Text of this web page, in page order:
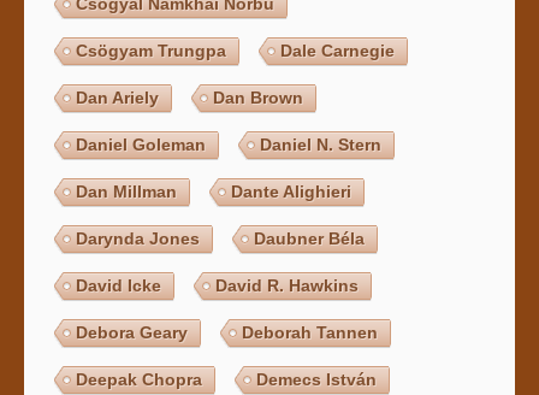
Csögyam Trungpa Dale Carnegie
Dan Ariely Dan Brown
Daniel Goleman Daniel N. Stern
Dan Millman Dante Alighieri
Darynda Jones Daubner Béla
David Icke David R. Hawkins
Debora Geary Deborah Tannen
Deepak Chopra Demecs István